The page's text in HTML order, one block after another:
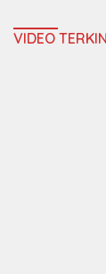
VIDEO